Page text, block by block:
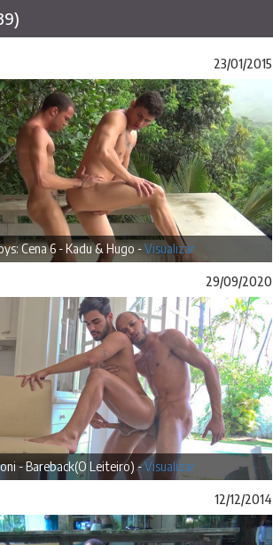
23/01/2015
Cena 6 - Kadu & Hugo -Visualizar
29/09/2020
- Bareback(O Leiteiro) -Visualizar
12/12/2014